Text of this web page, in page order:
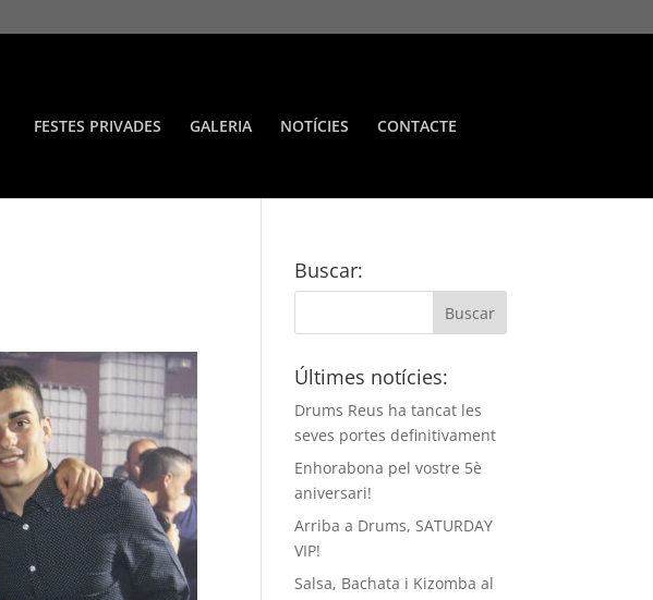
FESTES PRIVADES GALERIA NOTÍCIES CONTACTE
Buscar:
Últimes notícies:
Drums Reus ha tancat les
seves portes definitivament
Enhorabona pel vostre 5è
aniversari!
Arriba a Drums, SATURDAY
VIP!
Salsa, Bachata i Kizomba al